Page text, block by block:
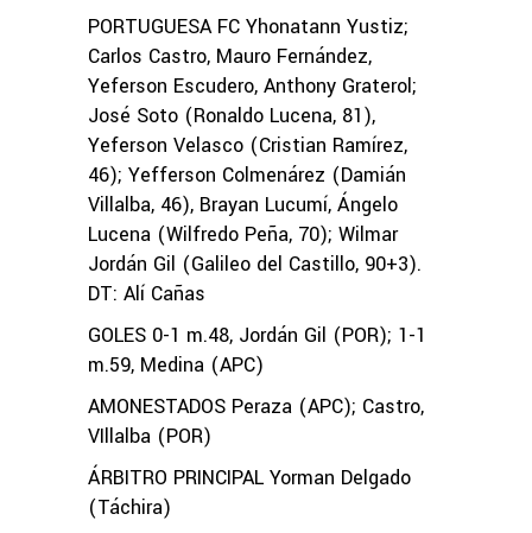
PORTUGUESA FC Yhonatann Yustiz;
Carlos Castro, Mauro Fernández,
Yeferson Escudero, Anthony Graterol;
José Soto (Ronaldo Lucena, 81),
Yeferson Velasco (Cristian Ramírez,
46); Yefferson Colmenárez (Damián
Villalba, 46), Brayan Lucumí, Ángelo
Lucena (Wilfredo Peña, 70); Wilmar
Jordán Gil (Galileo del Castillo, 90+3).
DT: Alí Cañas
GOLES 0-1 m.48, Jordán Gil (POR); 1-1
m.59, Medina (APC)
AMONESTADOS Peraza (APC); Castro,
VIllalba (POR)
ÁRBITRO PRINCIPAL Yorman Delgado
(Táchira)